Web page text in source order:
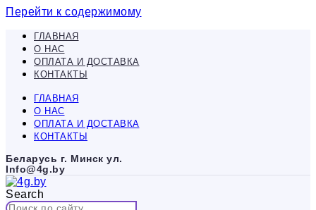
Перейти к содержимому
ГЛАВНАЯ
О НАС
ОПЛАТА И ДОСТАВКА
КОНТАКТЫ
ГЛАВНАЯ
О НАС
ОПЛАТА И ДОСТАВКА
КОНТАКТЫ
Беларусь г. Минск ул.
Info@4g.by
Search